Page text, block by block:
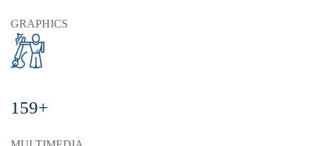
GRAPHICS
159+